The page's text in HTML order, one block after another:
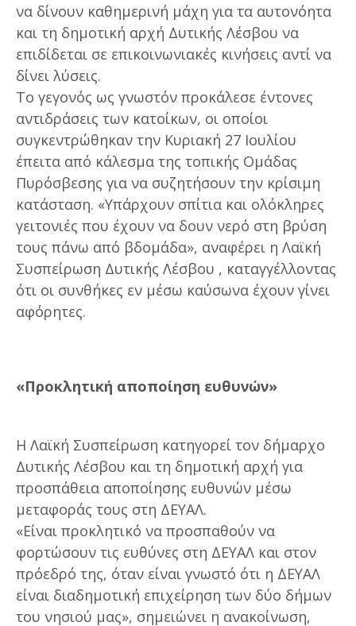
να δίνουν καθημερινή μάχη για τα αυτονόητα
και τη δημοτική αρχή Δυτικής Λέσβου να
επιδίδεται σε επικοινωνιακές κινήσεις αντί να
δίνει λύσεις.
Το γεγονός ως γνωστόν προκάλεσε έντονες
αντιδράσεις των κατοίκων, οι οποίοι
συγκεντρώθηκαν την Κυριακή 27 Ιουλίου
έπειτα από κάλεσμα της τοπικής Ομάδας
Πυρόσβεσης για να συζητήσουν την κρίσιμη
κατάσταση. «Υπάρχουν σπίτια και ολόκληρες
γειτονιές που έχουν να δουν νερό στη βρύση
τους πάνω από βδομάδα», αναφέρει η Λαϊκή
Συσπείρωση Δυτικής Λέσβου , καταγγέλλοντας
ότι οι συνθήκες εν μέσω καύσωνα έχουν γίνει
αφόρητες.
«Προκλητική αποποίηση ευθυνών»
Η Λαϊκή Συσπείρωση κατηγορεί τον δήμαρχο
Δυτικής Λέσβου και τη δημοτική αρχή για
προσπάθεια αποποίησης ευθυνών μέσω
μεταφοράς τους στη ΔΕΥΑΛ.
«Είναι προκλητικό να προσπαθούν να
φορτώσουν τις ευθύνες στη ΔΕΥΑΛ και στον
πρόεδρό της, όταν είναι γνωστό ότι η ΔΕΥΑΛ
είναι διαδημοτική επιχείρηση των δύο δήμων
του νησιού μας», σημειώνει η ανακοίνωση,